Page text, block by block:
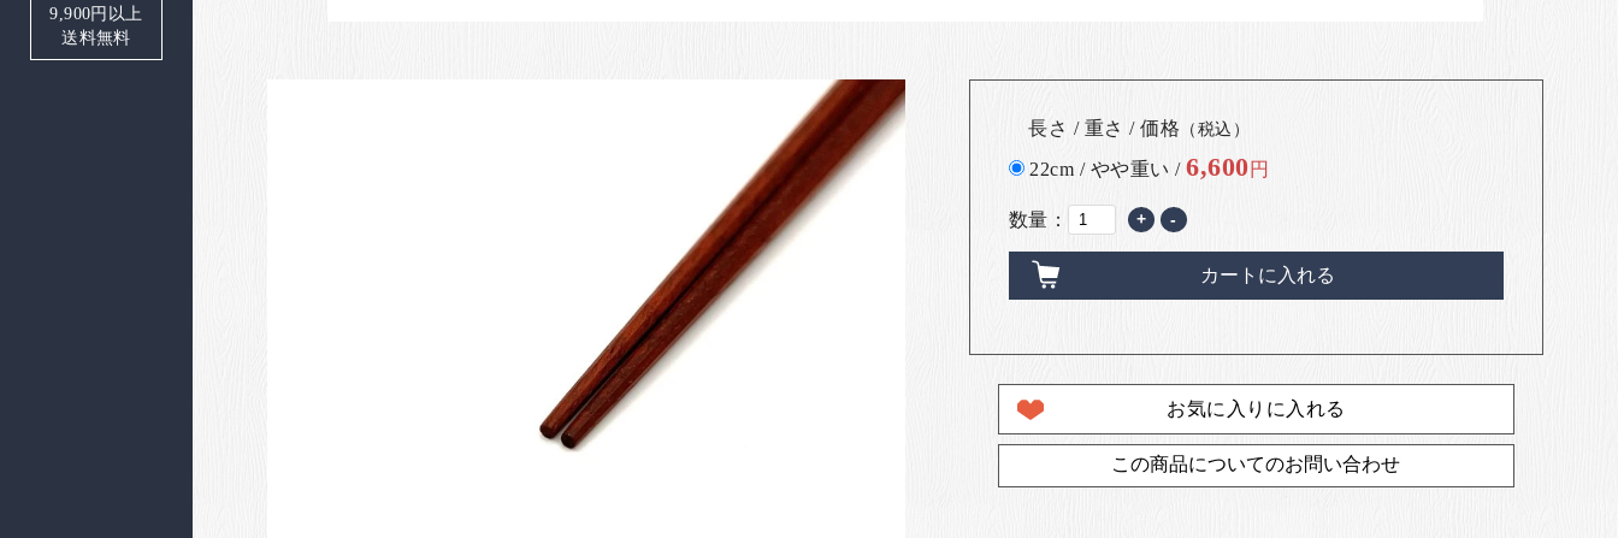
9,900円以上
送料無料
長さ / 重さ / 価格 （税込）
22cm / やや重い /6,600 円
数量： + -
カートに入れる
お気に入りに入れる
この商品についてのお問い合わせ